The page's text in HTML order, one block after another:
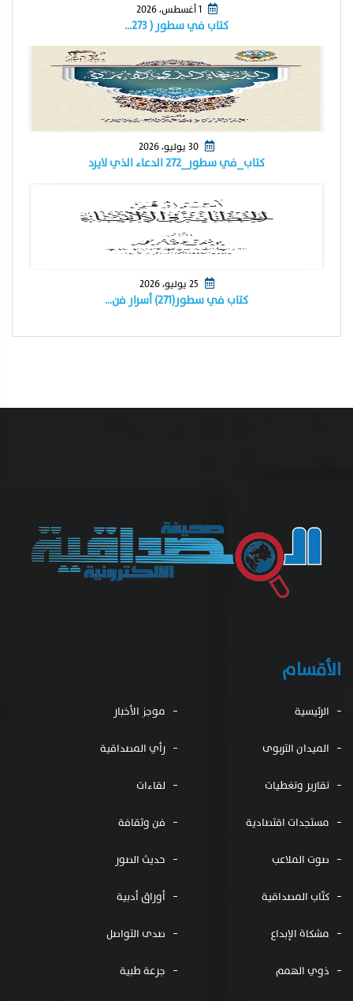
1 أغسطس، 2026
كتاب في سطور ( ٢٧٣…
كتاب_في سطور_٢٧٢ الدعاء الذي لايرد
كتاب في سطور(٢٧١) أسرار فن…
الأقسام
الرئيسية موجز الأخبار
الميدان التربوى رأي المصداقية
تقارير وتغطيات لقاءات
مستجدات اقتصادية فن وثقافة
صوت الملاعب حديث الصور
كتّاب المصداقية أوراق أدبية
مشكاة الإبداع صدى التواصل
ذوي الهمم جرعة طبية